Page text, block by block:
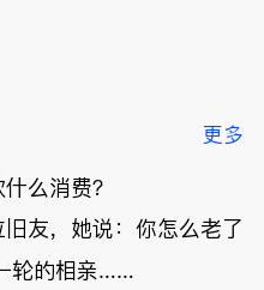
更多
么消费？
友，她说：你怎么老了
轮的相亲……